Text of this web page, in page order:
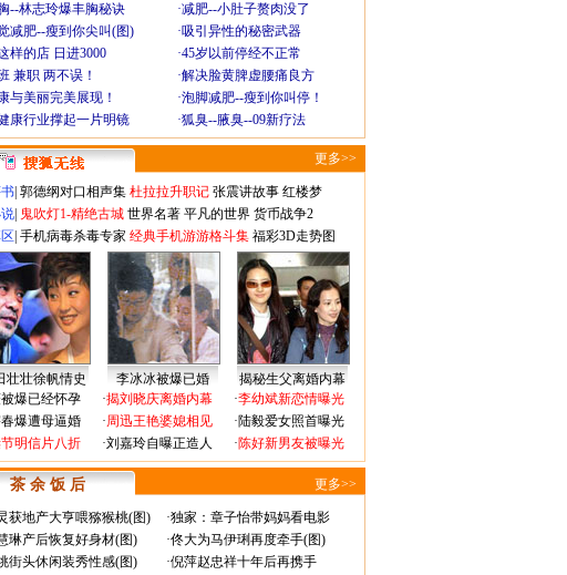
--林志玲爆丰胸秘诀 ·减肥--小肚子赘肉没了
减肥--瘦到你尖叫(图) ·吸引异性的秘密武器
样的店 日进3000 ·45岁以前停经不正常
兼职 两不误！ ·解决脸黄脾虚腰痛良方
与美丽完美展现！ ·泡脚减肥--瘦到你叫停！
康行业撑起一片明镜 ·狐臭--腋臭--09新疗法
更多>>
郭德纲对口相声集 杜拉拉升职记 张震讲故事 红楼梦
鬼吹灯1-精绝古城 世界名著 平凡的世界 货币战争2
手机病毒杀毒专家 经典手机游游格斗集 福彩3D走势图
壮壮徐帆情史 李冰冰被爆已婚
揭秘生父离婚内幕
爆已经怀孕
爆遭母逼婚
明信片八折
·揭刘晓庆离婚内幕
·周迅王艳婆媳相见
·刘嘉玲自曝正造人
·李幼斌新恋情曝光
·陆毅爱女照首曝光
·陈好新男友被曝光
茶 余 饭 后 更多>>
获地产大亨喂猕猴桃(图) ·独家：章子怡带妈妈看电影
琳产后恢复好身材(图) ·佟大为马伊琍再度牵手(图)
街头休闲装秀性感(图) ·倪萍赵忠祥十年后再携手